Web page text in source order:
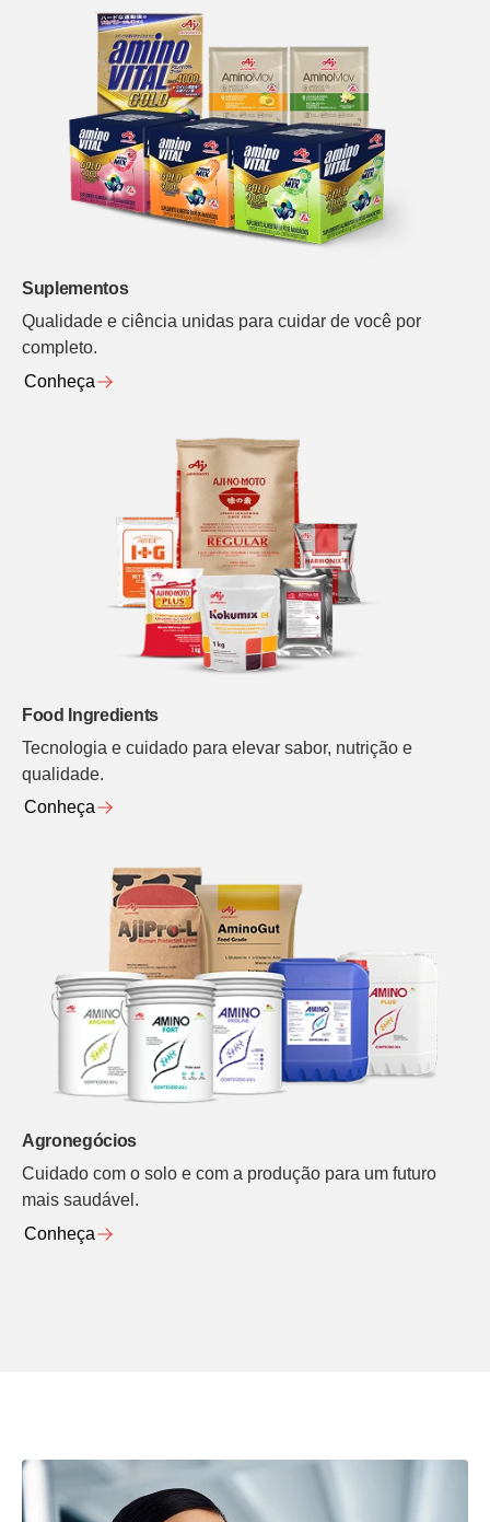
Suplementos
Qualidade e ciência unidas para cuidar de você por
completo.
Conheça
Food Ingredients
Tecnologia e cuidado para elevar sabor, nutrição e
qualidade.
Conheça
Agronegócios
Cuidado com o solo e com a produção para um futuro
mais saudável.
Conheça